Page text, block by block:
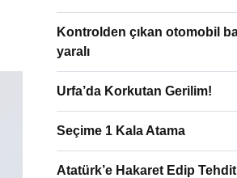
Kontrolden çıkan otomobil
yaralı
Urfa’da Korkutan Gerilim!
Seçime 1 Kala Atama
Atatürk’e Hakaret Edip Tehdit